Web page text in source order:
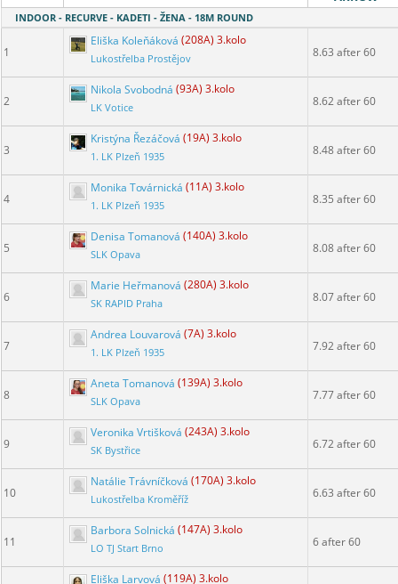
INDOOR - RECURVE - KADETI - ŽENA - 18M ROUND
1
Eliška Koleňáková (208A) 3.kolo
Lukostřelba Prostějov 8.63 after 60
2
Nikola Svobodná (93A) 3.kolo
LK Votice 8.62 after 60
3
Kristýna Řezáčová (19A) 3.kolo
1. LK Plzeň 1935 8.48 after 60
4
Monika Továrnická (11A) 3.kolo
1. LK Plzeň 1935 8.35 after 60
5
Denisa Tomanová (140A) 3.kolo
SLK Opava 8.08 after 60
6
Marie Heřmanová (280A) 3.kolo
SK RAPID Praha 8.07 after 60
7
Andrea Louvarová (7A) 3.kolo
1. LK Plzeň 1935 7.92 after 60
8
Aneta Tomanová (139A) 3.kolo
SLK Opava 7.77 after 60
9
Veronika Vrtišková (243A) 3.kolo
SK Bystřice 6.72 after 60
10
Natálie Trávníčková (170A) 3.kolo
Lukostřelba Kroměříž 6.63 after 60
11
Barbora Solnická (147A) 3.kolo
LO TJ Start Brno 6 after 60
Eliška Larvová (119A) 3.kolo